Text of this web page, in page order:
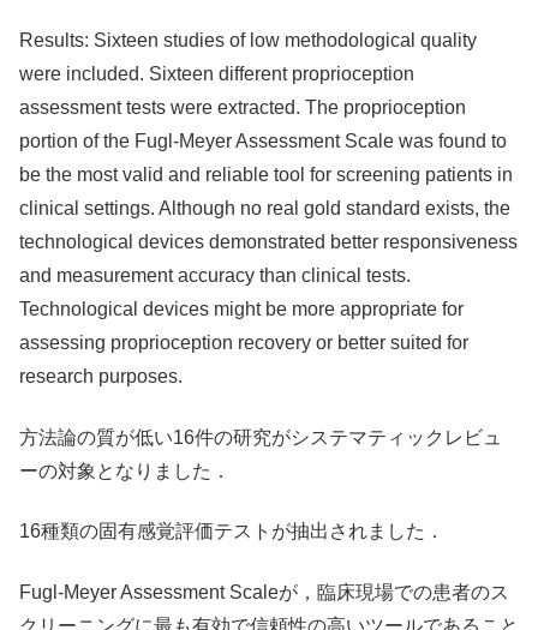
Results: Sixteen studies of low methodological quality
were included. Sixteen different proprioception
assessment tests were extracted. The proprioception
portion of the Fugl-Meyer Assessment Scale was found to
be the most valid and reliable tool for screening patients in
clinical settings. Although no real gold standard exists, the
technological devices demonstrated better responsiveness
and measurement accuracy than clinical tests.
Technological devices might be more appropriate for
assessing proprioception recovery or better suited for
research purposes.
方法論の質が低い16件の研究がシステマティックレビュ
ーの対象となりました．
16種類の固有感覚評価テストが抽出されました．
Fugl-Meyer Assessment Scaleが，臨床現場での患者のス
クリーニングに最も有効で信頼性の高いツールであること